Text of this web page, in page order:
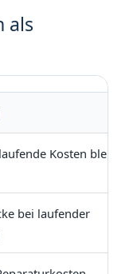
als
Kosten bleiben
bei laufender